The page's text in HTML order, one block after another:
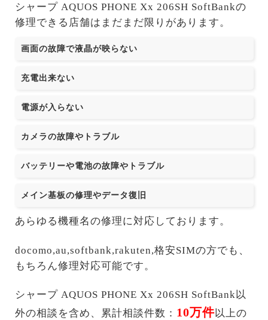
シャープ AQUOS PHONE Xx 206SH SoftBankの
修理できる店舗はまだまだ限りがあります。
画面の故障で液晶が映らない
充電出来ない
電源が入らない
カメラの故障やトラブル
バッテリーや電池の故障やトラブル
メイン基板の修理やデータ復旧
あらゆる機種名の修理に対応しております。
docomo,au,softbank,rakuten,格安SIMの方でも、
もちろん修理対応可能です。
シャープ AQUOS PHONE Xx 206SH SoftBank以
外の相談を含め、累計相談件数： 10万件以上の